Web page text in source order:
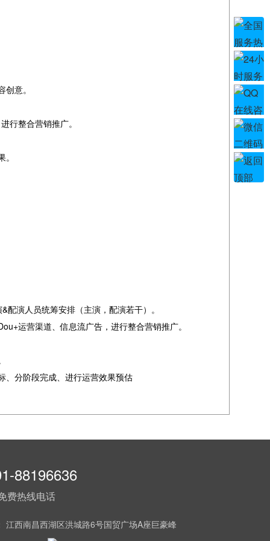
意。
行整合营销推广。
演人员统筹安排（主演，配演若干）。
运营渠道、信息流广告，进行整合营销推广。
、分阶段完成、进行运营效果预估
88196636
费热线电话
江西南昌西湖区洪城路6号国贸广场A座巨豪峰